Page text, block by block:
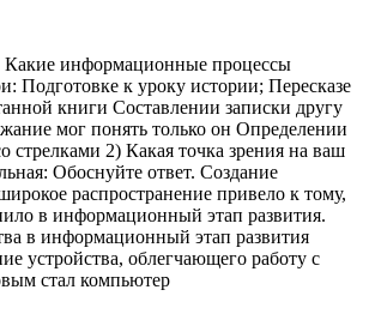
Какие информационные процессы
Подготовке к уроку истории; Пересказе
книги Составлении записки другу
мог понять только он Определении
стрелками 2) Какая точка зрения на ваш
Обоснуйте ответ. Создание
распространение привело к тому,
в информационный этап развития.
в информационный этап развития
устройства, облегчающего работу с
стал компьютер